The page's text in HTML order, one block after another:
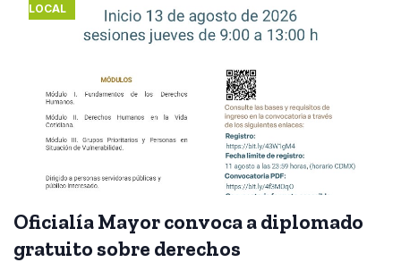
LOCAL
Oficialía Mayor convoca a diplomado
gratuito sobre derechos